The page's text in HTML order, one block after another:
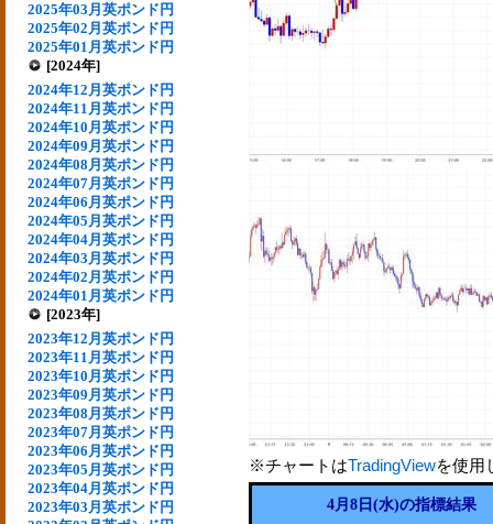
2025年03月英ポンド円
2025年02月英ポンド円
2025年01月英ポンド円
[2024年]
2024年12月英ポンド円
2024年11月英ポンド円
2024年10月英ポンド円
2024年09月英ポンド円
2024年08月英ポンド円
2024年07月英ポンド円
2024年06月英ポンド円
2024年05月英ポンド円
2024年04月英ポンド円
2024年03月英ポンド円
2024年02月英ポンド円
2024年01月英ポンド円
[2023年]
2023年12月英ポンド円
2023年11月英ポンド円
2023年10月英ポンド円
2023年09月英ポンド円
2023年08月英ポンド円
2023年07月英ポンド円
2023年06月英ポンド円
2023年05月英ポンド円
2023年04月英ポンド円
2023年03月英ポンド円
※チャートはTradingViewを使用
4月8日(水)の指標結果